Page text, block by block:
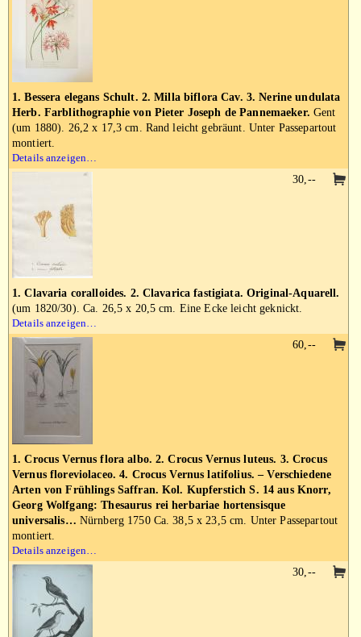
1. Bessera elegans Schult. 2. Milla biflora Cav. 3. Nerine undulata
Herb. Farblithographie von Pieter Joseph de Pannemaeker. Gent
(um 1880). 26,2 x 17,3 cm. Rand leicht gebräunt. Unter Passepartout
montiert.
Details anzeigen…
1. Clavaria coralloides. 2. Clavarica fastigiata. Original-Aquarell.
(um 1820/30). Ca. 26,5 x 20,5 cm. Eine Ecke leicht geknickt.
Details anzeigen…
30,--
1. Crocus Vernus flora albo. 2. Crocus Vernus luteus. 3. Crocus
Vernus floreviolaceo. 4. Crocus Vernus latifolius. – Verschiedene
Arten von Frühlings Saffran. Kol. Kupferstich S. 14 aus Knorr,
Georg Wolfgang: Thesaurus rei herbariae hortensisque
universalis… Nürnberg 1750 Ca. 38,5 x 23,5 cm. Unter Passepartout
montiert.
Details anzeigen…
60,--
30,--